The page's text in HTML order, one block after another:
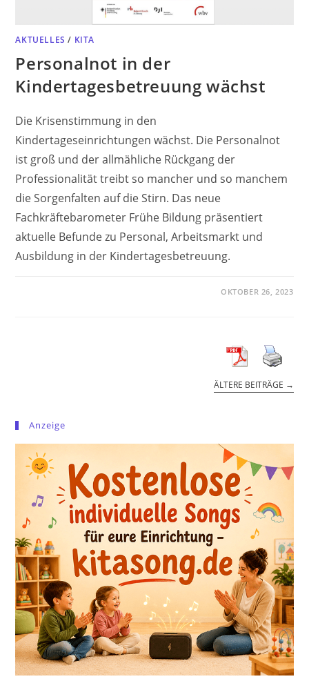
AKTUELLES / KITA
Personalnot in der
Kindertagesbetreuung wächst
Die Krisenstimmung in den
Kindertageseinrichtungen wächst. Die Personalnot
ist groß und der allmähliche Rückgang der
Professionalität treibt so mancher und so manchem
die Sorgenfalten auf die Stirn. Das neue
Fachkräftebarometer Frühe Bildung präsentiert
aktuelle Befunde zu Personal, Arbeitsmarkt und
Ausbildung in der Kindertagesbetreuung.
OKTOBER 26, 2023
ÄLTERE BEITRÄGE →
Anzeige